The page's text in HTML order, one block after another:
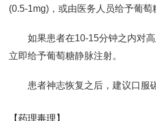
(0.5-1mg)，或由医务人员给予葡萄
如果患者在10-15分钟之内对
立即给予葡萄糖静脉注射。
患者神志恢复之后，建议口服
【药理毒理】